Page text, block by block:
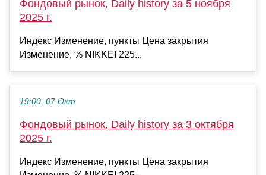
Фондовый рынок, Daily history за 5 ноября
2025 г.
Индекс Изменение, пункты Цена закрытия
Изменение, % NIKKEI 225...
19:00, 07 Окт
Фондовый рынок, Daily history за 3 октября
2025 г.
Индекс Изменение, пункты Цена закрытия